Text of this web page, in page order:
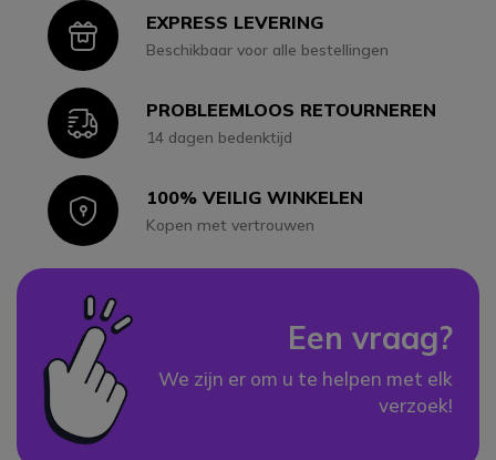
IconEXPRESS LEVERING
Beschikbaar voor alle bestellingen
IconPROBLEEMLOOS RETOURNEREN
14 dagen bedenktijd
Icon100% VEILIG WINKELEN
Kopen met vertrouwen
Een vraag?
We zijn er om u te helpen met elk
verzoek!